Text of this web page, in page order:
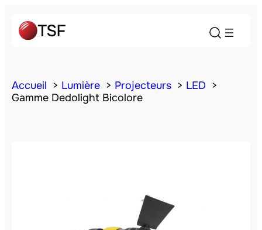
Accueil Lumière Projecteurs
LED
Gamme Dedolight Bicolore